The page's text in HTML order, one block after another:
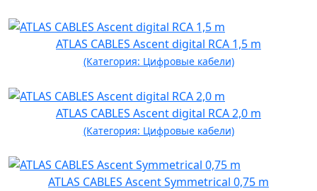
ATLAS CABLES Ascent digital RCA 1,5 m
(Категория: Цифровые кабели)
ATLAS CABLES Ascent digital RCA 2,0 m
(Категория: Цифровые кабели)
ATLAS CABLES Ascent Symmetrical 0,75 m